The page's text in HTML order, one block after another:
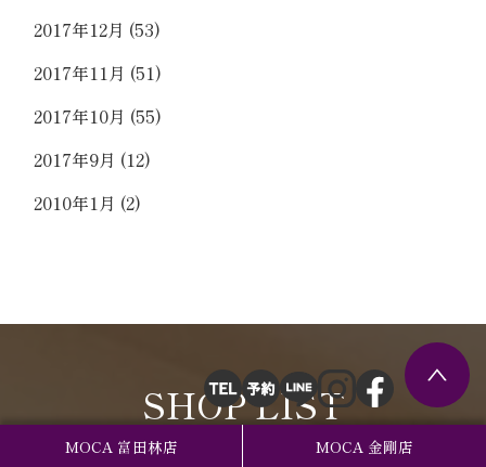
MOCA 富田林店 MOCA 金剛店
2017年12月 (53)
2017年11月 (51)
2017年10月 (55)
2017年9月 (12)
2010年1月 (2)
SHOP LIST